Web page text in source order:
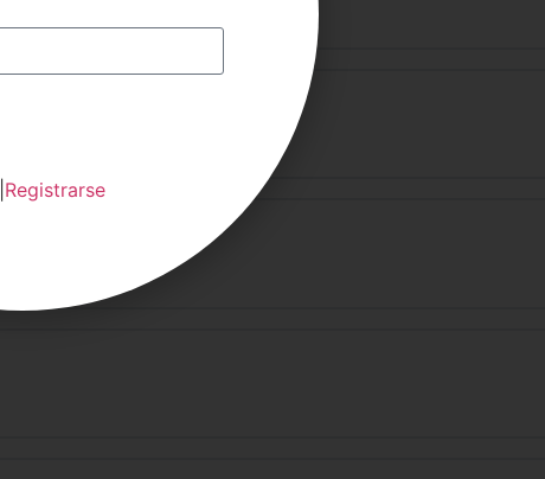
Registrarse